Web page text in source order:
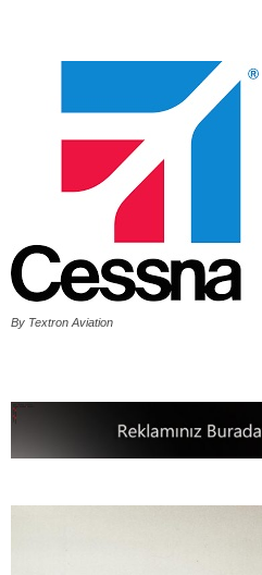
By Textron Aviation